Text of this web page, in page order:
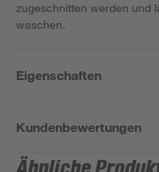
zugeschnitten werden und
waschen.
Eigenschaften
Kundenbewertungen